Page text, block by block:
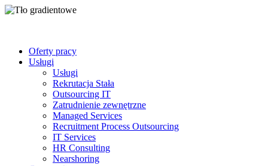
Oferty pracy
Usługi
Usługi
Rekrutacja Stała
Outsourcing IT
Zatrudnienie zewnętrzne
Managed Services
Recruitment Process Outsourcing
IT Services
HR Consulting
Nearshoring